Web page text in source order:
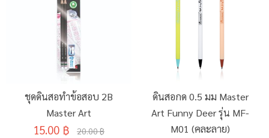
ชุดดินสอทำข้อสอบ 2B
Master Art
15.00 ฿ 20.00 ฿
ดินสอกด 0.5 มม Master
Art Funny Deer รุ่น MF-
M01 (คละลาย)